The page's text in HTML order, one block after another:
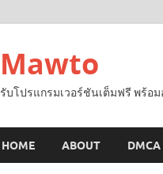
Mawto
รับโปรแกรมเวอร์ชันเต็มฟรี พร้อ
HOME ABOUT DMCA